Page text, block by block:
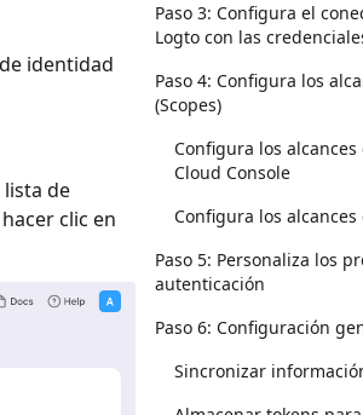
identidad
de
clic en
Paso 3: Configura el
Logto con las
Paso 4: Configura los
(Scopes)
Configura los alcances
Cloud Console
Configura los alcances
Paso 5: Personaliza los
autenticación
Paso 6: Configuración
Sincronizar